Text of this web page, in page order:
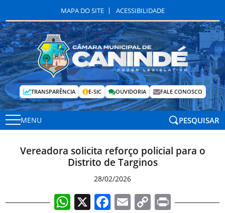
MAPA DO SITE ACESSIBILIDADE
TRANSPARÊNCIA E-SIC OUVIDORIA FALE CONOSCO
MENU PESQUISAR
Vereadora solicita reforço policial para o
Distrito de Targinos
28/02/2026
WhatsApp
X Facebook
EmailCopyPrint